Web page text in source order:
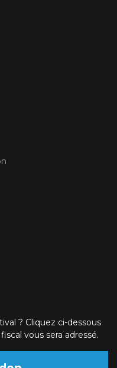
? Cliquez ci-dessous
vous sera adressé.